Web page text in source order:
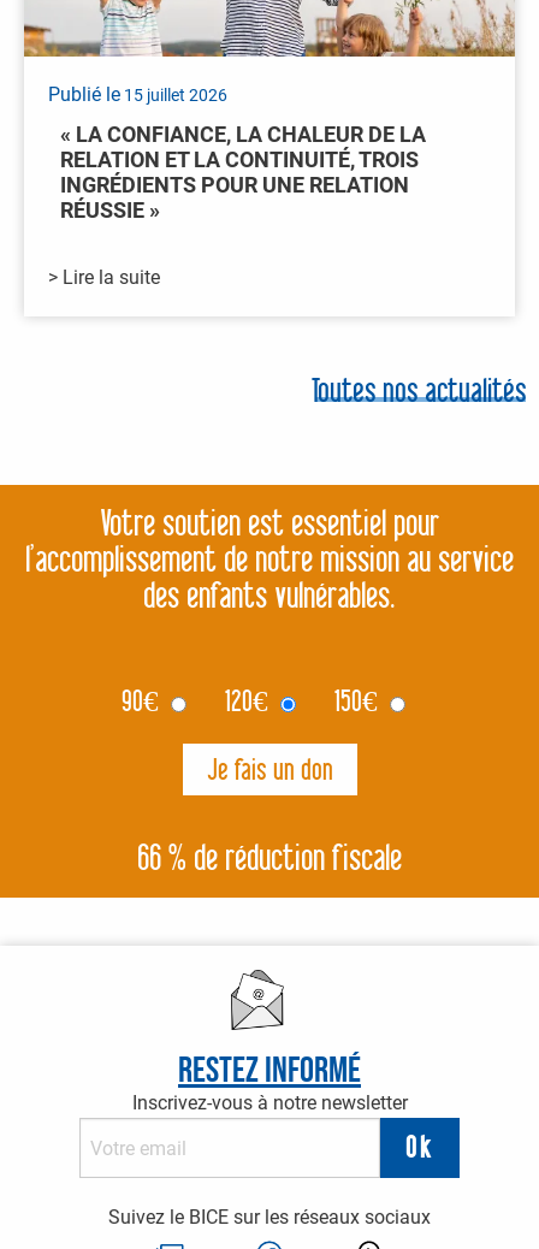
Publié le 15 juillet 2026
« LA CONFIANCE, LA CHALEUR DE LA
RELATION ET LA CONTINUITÉ, TROIS
INGRÉDIENTS POUR UNE RELATION
RÉUSSIE »
> Lire la suite
Toutes nos actualités
Votre soutien est essentiel pour
l’accomplissement de notre mission au service
des enfants vulnérables.
90€ 120€ 150€
66 % de réduction fiscale
Restez informé
Inscrivez-vous à notre newsletter
Suivez le BICE sur les réseaux sociaux